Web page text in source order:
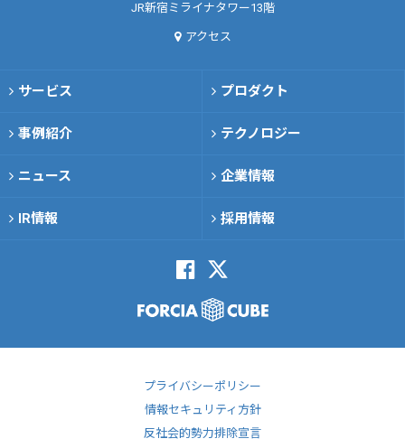
JR新宿ミライナタワー13階
アクセス
サービス プロダクト
事例紹介 テクノロジー
ニュース 企業情報
IR情報 採用情報
プライバシーポリシー
情報セキュリティ方針
反社会的勢力排除宣言